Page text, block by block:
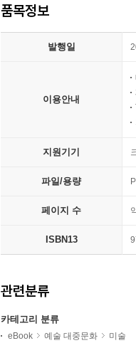
품목정보
발행일
이용안내
지원기기
파일/용량
페이지 수
ISBN13
관련분류
카테고리 분류
eBook 예술 대중문화 미술